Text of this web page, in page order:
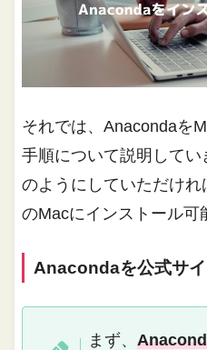
それでは、Anacondaを
手順について説明して
のようにしていただけ
のMacにインストール可
Anacondaを公式サ
まず、